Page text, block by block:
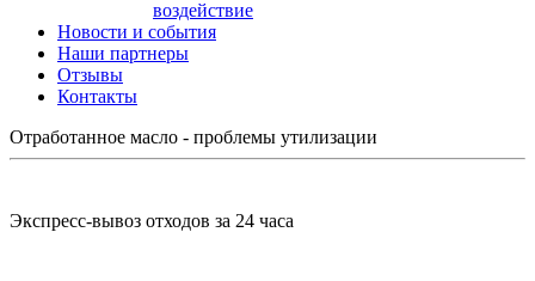
воздействие
Новости и события
Наши партнеры
Отзывы
Контакты
Отработанное масло - проблемы утилизации
Экспресс-вывоз отходов за 24 часа